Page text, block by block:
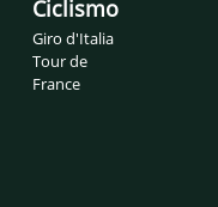
Ciclismo
Giro d'Italia
Tour de
France